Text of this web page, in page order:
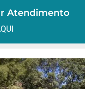
Atendimento